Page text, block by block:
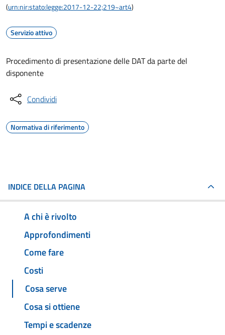
(urn:nir:stato:legge:2017-12-22;219~art4)
Servizio attivo
Procedimento di presentazione delle DAT da parte del
disponente
Condividi
Normativa di riferimento
INDICE DELLA PAGINA
A chi è rivolto
Approfondimenti
Come fare
Costi
Cosa serve
Cosa si ottiene
Tempi e scadenze